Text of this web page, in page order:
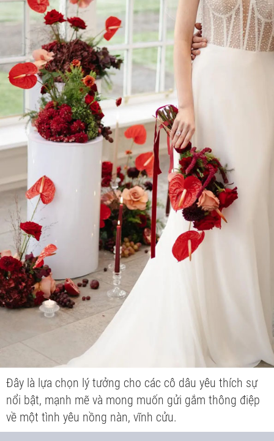
Đây là lựa chọn lý tưởng cho các cô dâu yêu thích sự
nổi bật, mạnh mẽ và mong muốn gửi gắm thông điệp
về một tình yêu nồng nàn, vĩnh cửu.